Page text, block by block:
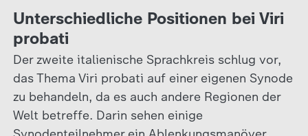
Unterschiedliche Positionen bei Viri
probati
Der zweite italienische Sprachkreis schlug vor,
das Thema Viri probati auf einer eigenen Synode
zu behandeln, da es auch andere Regionen der
Welt betreffe. Darin sehen einige